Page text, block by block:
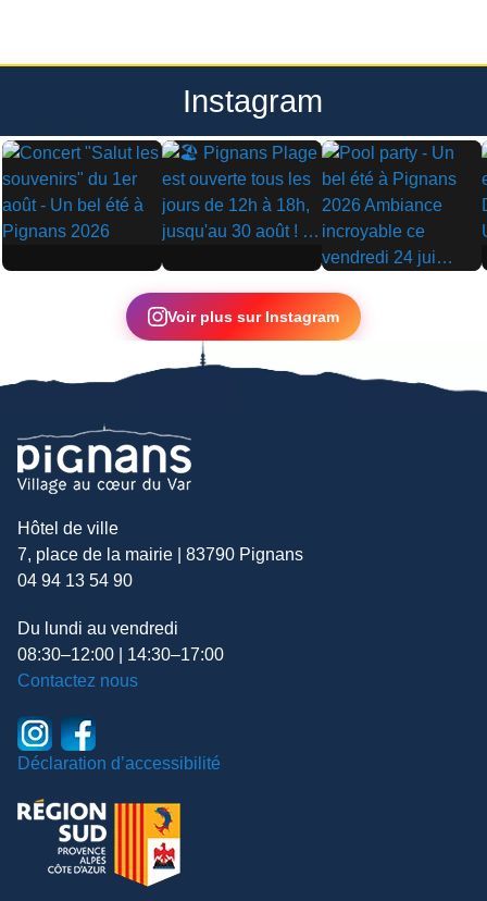
Instagram
▶ ▶
▶
Voir plus sur Instagram
Hôtel de ville
7, place de la mairie | 83790 Pignans
04 94 13 54 90
Du lundi au vendredi
08:30–12:00 | 14:30–17:00
Contactez nous
Déclaration d’accessibilité